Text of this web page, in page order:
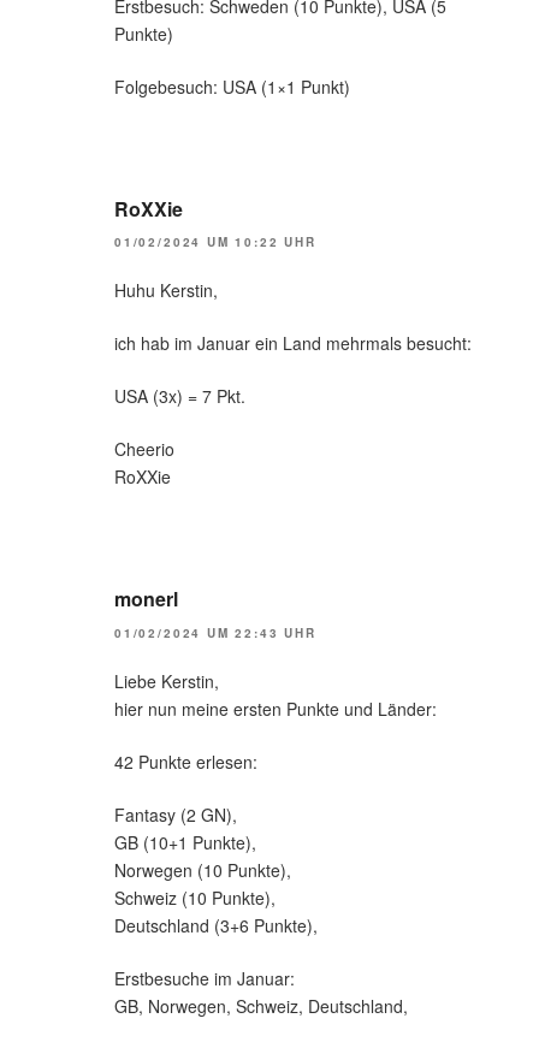
Erstbesuch: Schweden (10 Punkte), USA (5
Punkte)
Folgebesuch: USA (1×1 Punkt)
RoXXie
01/02/2024 UM 10:22 UHR
Huhu Kerstin,
ich hab im Januar ein Land mehrmals besucht:
USA (3x) = 7 Pkt.
Cheerio
RoXXie
monerl
01/02/2024 UM 22:43 UHR
Liebe Kerstin,
hier nun meine ersten Punkte und Länder:
42 Punkte erlesen:
Fantasy (2 GN),
GB (10+1 Punkte),
Norwegen (10 Punkte),
Schweiz (10 Punkte),
Deutschland (3+6 Punkte),
Erstbesuche im Januar:
GB, Norwegen, Schweiz, Deutschland,